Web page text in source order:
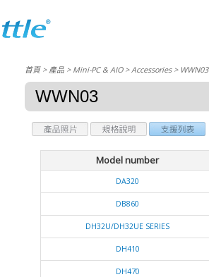
首頁> 產品 > Mini-PC & AIO >Accessories> WWN03
WWN03
Model number
DA320
DB860
DH32U/DH32UE SERIES
DH410
DH470